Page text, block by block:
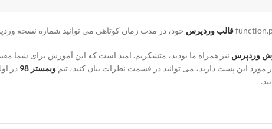
قالب وردپرس خود، در مدت زمان کوتاهی می توانید شماره نسخه
وردپرس نیز همراه ما بودید، متشکریم. امید است که این آموزش برای شما
این پست دارید، می توانید در قسمت نظرات بیان کنید، تیم وبمستر 98 در